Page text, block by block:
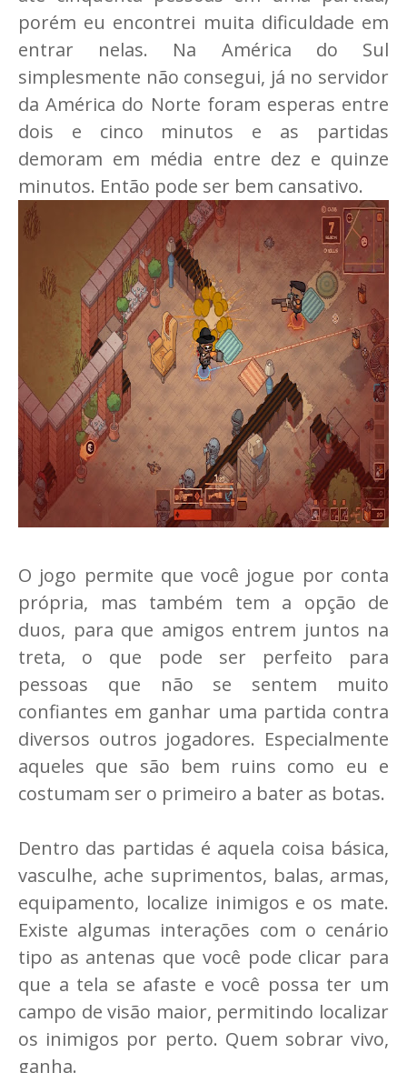
porém eu encontrei muita dificuldade em
entrar nelas. Na América do Sul
simplesmente não consegui, já no servidor
da América do Norte foram esperas entre
dois e cinco minutos e as partidas
demoram em média entre dez e quinze
minutos. Então pode ser bem cansativo.
O jogo permite que você jogue por conta
própria, mas também tem a opção de
duos, para que amigos entrem juntos na
treta, o que pode ser perfeito para
pessoas que não se sentem muito
confiantes em ganhar uma partida contra
diversos outros jogadores. Especialmente
aqueles que são bem ruins como eu e
costumam ser o primeiro a bater as botas.
Dentro das partidas é aquela coisa básica,
vasculhe, ache suprimentos, balas, armas,
equipamento, localize inimigos e os mate.
Existe algumas interações com o cenário
tipo as antenas que você pode clicar para
que a tela se afaste e você possa ter um
campo de visão maior, permitindo localizar
os inimigos por perto. Quem sobrar vivo,
ganha.